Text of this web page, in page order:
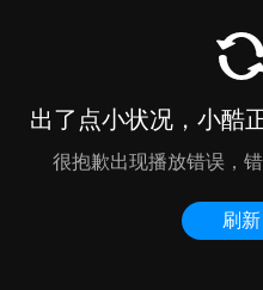
出了点小状况，小酷
很抱歉出现播放错误，
刷新